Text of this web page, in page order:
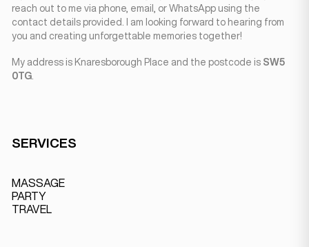
reach out to me via phone, email, or WhatsApp using the
contact details provided. I am looking forward to hearing from
you and creating unforgettable memories together!
My address is Knaresborough Place and the postcode is SW5
0TG
SERVICES
MASSAGE
PARTY
TRAVEL